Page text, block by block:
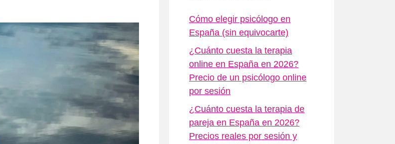
Cómo elegir psicólogo en
España (sin equivocarte)
¿Cuánto cuesta la terapia
online en España en 2026?
Precio de un psicólogo online
por sesión
¿Cuánto cuesta la terapia de
pareja en España en 2026?
Precios reales por sesión y